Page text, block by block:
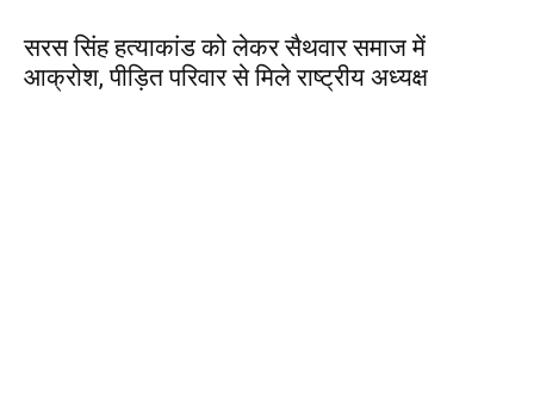
सरस सिंह हत्याकांड को लेकर सैथवार समाज में
आक्रोश, पीड़ित परिवार से मिले राष्ट्रीय अध्यक्ष